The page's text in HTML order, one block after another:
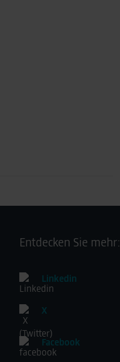
Entdecken Sie mehr:
Linkedin
X
Facebook